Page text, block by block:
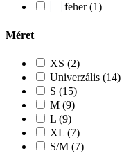
feher (1)
Méret
XS (2)
Univerzális (14)
S (15)
M (9)
L (9)
XL (7)
S/M (7)